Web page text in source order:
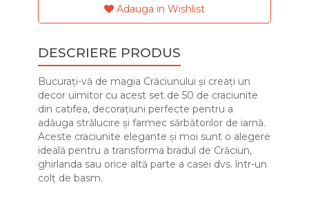
Adauga in Wishlist
DESCRIERE PRODUS
Bucurați-vă de magia Crăciunului și creați un
decor uimitor cu acest set de 50 de craciunite
din catifea, decorațiuni perfecte pentru a
adăuga strălucire și farmec sărbătorilor de iarnă.
Aceste craciunite elegante și moi sunt o alegere
ideală pentru a transforma bradul de Crăciun,
ghirlanda sau orice altă parte a casei dvs. într-un
colț de basm.